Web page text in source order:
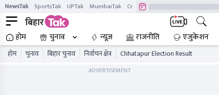
NewsTak SportsTak UPTak MumbaiTak CrimeTak
होम चुनाव न्यूज़ राजनीति एजुकेशन
होम चुनाव बिहार चुनाव निर्वाचन क्षेत्र Chhatapur Election Result
ADVERTISEMENT